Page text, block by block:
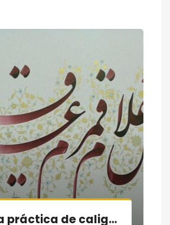
Muestra práctica de caligrafía persa; la Noche de libros en Madrid